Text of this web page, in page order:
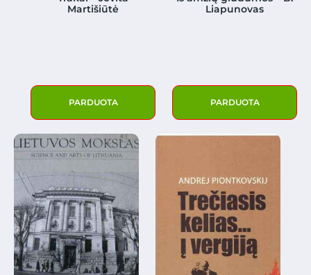
Martišiūtė
PARDUOTA
Liapunovas
PARDUOTA